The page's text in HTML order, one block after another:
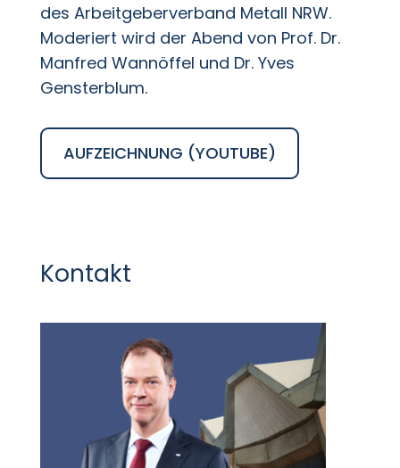
des Arbeitgeberverband Metall NRW.
Moderiert wird der Abend von Prof. Dr.
Manfred Wannöffel und Dr. Yves
Gensterblum.
AUFZEICHNUNG (YOUTUBE)
Kontakt